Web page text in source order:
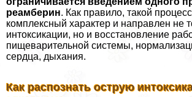
реамберин. Как правило, такой
комплексный хаpaктер и направлен не
интоксикации, но и восстановление
пищеварительной системы,
сердца, дыхания.
Как распознать острую